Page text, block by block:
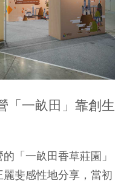
一畝田」靠創生
「一畝田香草莊園」
斐感性地分享，當初